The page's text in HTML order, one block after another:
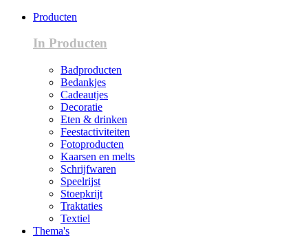
Producten
In Producten
Badproducten
Bedankjes
Cadeautjes
Decoratie
Eten & drinken
Feestactiviteiten
Fotoproducten
Kaarsen en melts
Schrijfwaren
Speelrijst
Stoepkrijt
Traktaties
Textiel
Thema's